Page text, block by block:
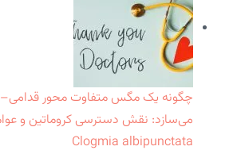
چگونه یک مگس متفاوت محور
می‌سازد: نقش دسترسی کروماتین و
Clogmia albipunctata